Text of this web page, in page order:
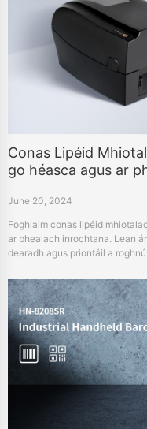
Conas Lipéid
go héasca agus ar
June 20, 2024
Foghlaim conas lipéid
ar bhealach inrochtana. Lean
dearadh agus priontáil a